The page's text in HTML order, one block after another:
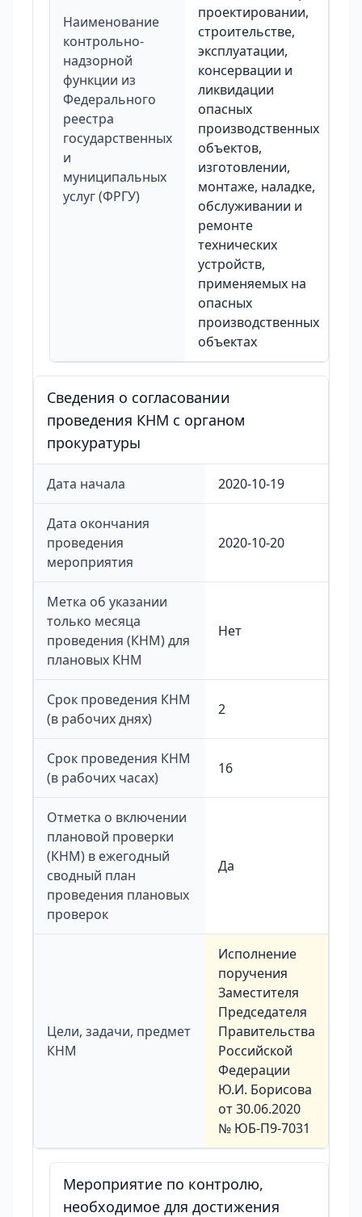
Наименование
контрольно-
надзорной
функции из
Федерального
реестра
государственных
и
муниципальных
услуг (ФРГУ)
проектировании,
строительстве,
эксплуатации,
консервации и
ликвидации
опасных
производственных
объектов,
изготовлении,
монтаже, наладке,
обслуживании и
ремонте
технических
устройств,
применяемых на
опасных
производственных
объектах
Сведения о согласовании
проведения КНМ с органом
прокуратуры
Дата начала 2020-10-19
Дата окончания
проведения
мероприятия
2020-10-20
Метка об указании
только месяца
проведения (КНМ) для
плановых КНМ
Нет
Срок проведения КНМ
(в рабочих днях)
2
Срок проведения КНМ
(в рабочих часах)
16
Отметка о включении
плановой проверки
(КНМ) в ежегодный
сводный план
проведения плановых
проверок
Да
Цели, задачи, предмет
КНМ
Исполнение
поручения
Заместителя
Председателя
Правительства
Российской
Федерации
Ю.И. Борисова
от 30.06.2020
№ ЮБ-П9-7031
Мероприятие по контролю,
необходимое для достижения